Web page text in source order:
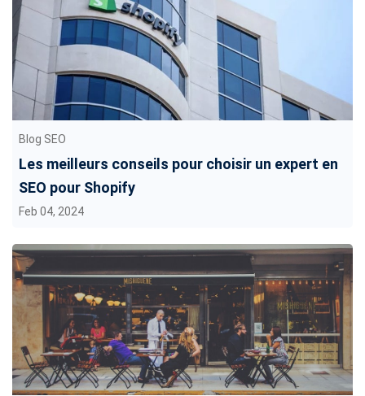
Blog SEO
Les meilleurs conseils pour choisir un expert en
SEO pour Shopify
Feb 04, 2024